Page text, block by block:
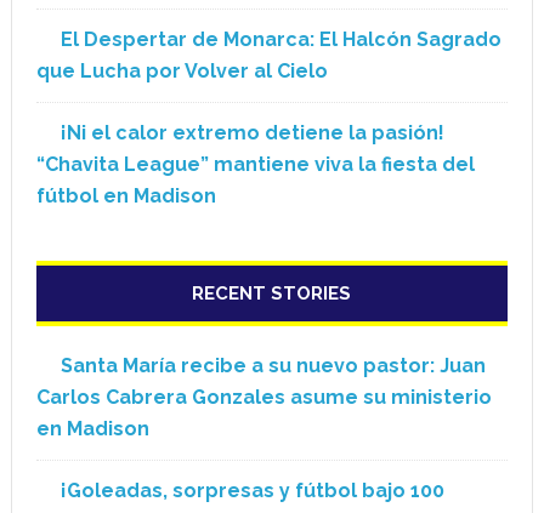
El Despertar de Monarca: El Halcón Sagrado
que Lucha por Volver al Cielo
¡Ni el calor extremo detiene la pasión!
“Chavita League” mantiene viva la fiesta del
fútbol en Madison
RECENT STORIES
Santa María recibe a su nuevo pastor: Juan
Carlos Cabrera Gonzales asume su ministerio
en Madison
¡Goleadas, sorpresas y fútbol bajo 100